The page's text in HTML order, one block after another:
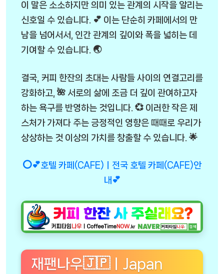
이 말은 소소하지만 의미 있는 관계의 시작을 알리는
신호일 수 있습니다. 💕 이는 단순히 카페에서의 만
남을 넘어서서, 인간 관계의 깊이와 폭을 넓히는 데
기여할 수 있습니다. 🌏
결국, 커피 한잔의 초대는 사람들 사이의 연결고리를
강화하고, 🌺 서로의 삶에 조금 더 깊이 관여하고자
하는 욕구를 반영하는 것입니다. 💞 이러한 작은 제
스처가 가져다 주는 긍정적인 영향은 때때로 우리가
상상하는 것 이상의 가치를 창출할 수 있습니다. 🌟
⭕💕호텔 카페(CAFE)ㅣ전국 호텔 카페(CAFE)안
내💕
재팬나우🇯🇵ㅣJapan